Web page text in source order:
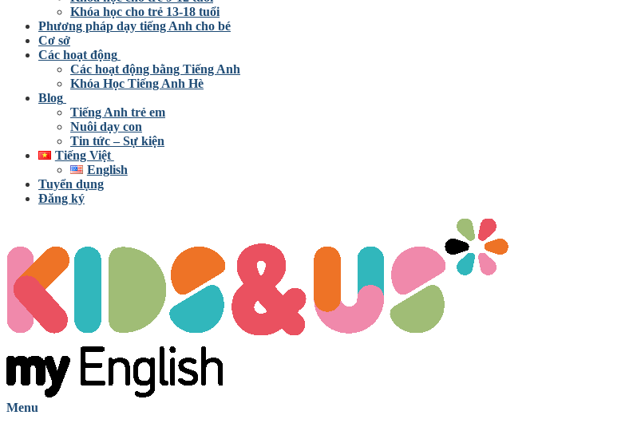
Khóa học cho trẻ 13-18 tuổi
Phương pháp dạy tiếng Anh cho bé
Cơ sở
Các hoạt động
Các hoạt động bằng Tiếng Anh
Khóa Học Tiếng Anh Hè
Blog
Tiếng Anh trẻ em
Nuôi dạy con
Tin tức – Sự kiện
Tiếng Việt
English
Tuyển dụng
Đăng ký
Menu